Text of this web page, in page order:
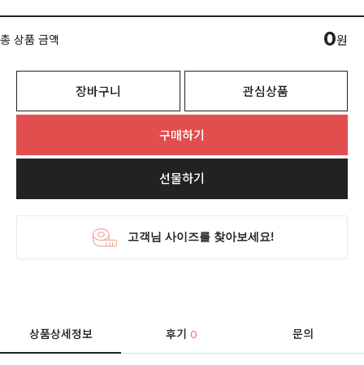
총 상품 금액 0원
장바구니 관심상품
구매하기
선물하기
상품상세정보 후기0 문의